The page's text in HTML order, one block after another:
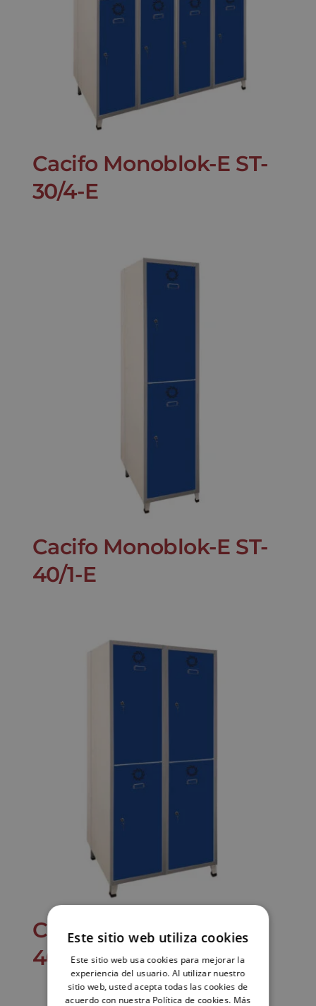
Cacifo Monoblok-E ST-
30/4-E
Cacifo Monoblok-E ST-
40/1-E
Cacifo Monoblok-E ST-
40/2-E
Este sitio web utiliza cookies
Este sitio web usa cookies para mejorar la
experiencia del usuario. Al utilizar nuestro
sitio web, usted acepta todas las cookies de
acuerdo con nuestra Política de cookies. Más